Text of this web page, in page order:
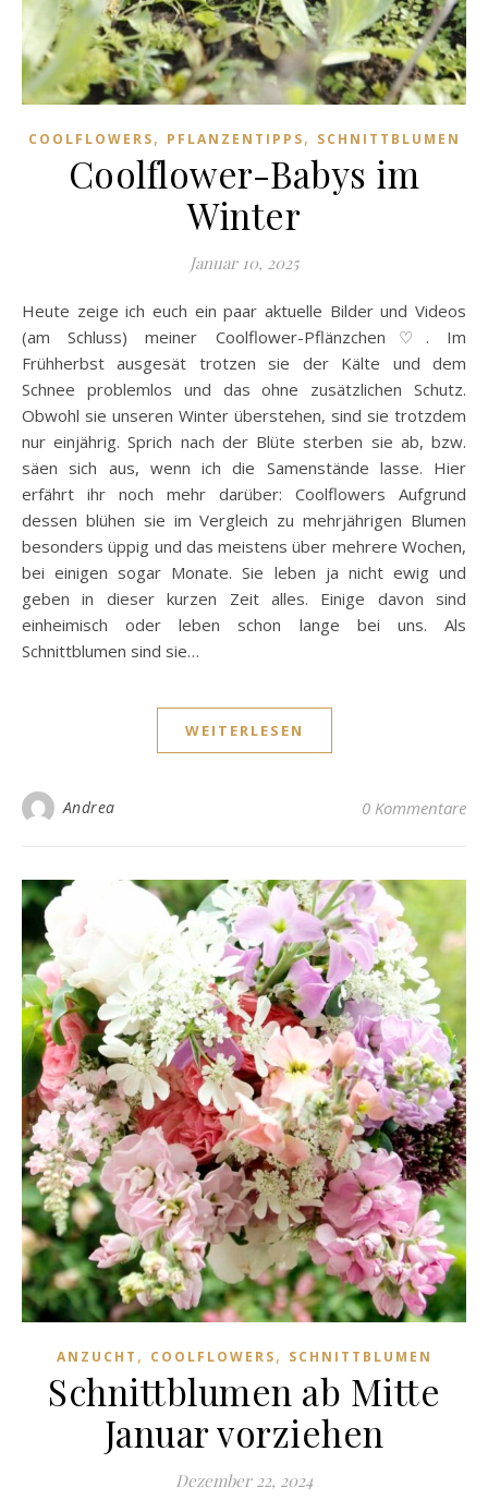
COOLFLOWERS, PFLANZENTIPPS, SCHNITTBLUMEN
Coolflower-Babys im
Winter
Januar 10, 2025
Heute zeige ich euch ein paar aktuelle Bilder und Videos
(am Schluss) meiner Coolflower-Pflänzchen♡. Im
Frühherbst ausgesät trotzen sie der Kälte und dem
Schnee problemlos und das ohne zusätzlichen Schutz.
Obwohl sie unseren Winter überstehen, sind sie trotzdem
nur einjährig. Sprich nach der Blüte sterben sie ab, bzw.
säen sich aus, wenn ich die Samenstände lasse. Hier
erfährt ihr noch mehr darüber: Coolflowers Aufgrund
dessen blühen sie im Vergleich zu mehrjährigen Blumen
besonders üppig und das meistens über mehrere Wochen,
bei einigen sogar Monate. Sie leben ja nicht ewig und
geben in dieser kurzen Zeit alles. Einige davon sind
einheimisch oder leben schon lange bei uns. Als
Schnittblumen sind sie…
WEITERLESEN
Andrea 0 Kommentare
ANZUCHT , COOLFLOWERS, SCHNITTBLUMEN
Schnittblumen ab Mitte
Januar vorziehen
Dezember 22, 2024